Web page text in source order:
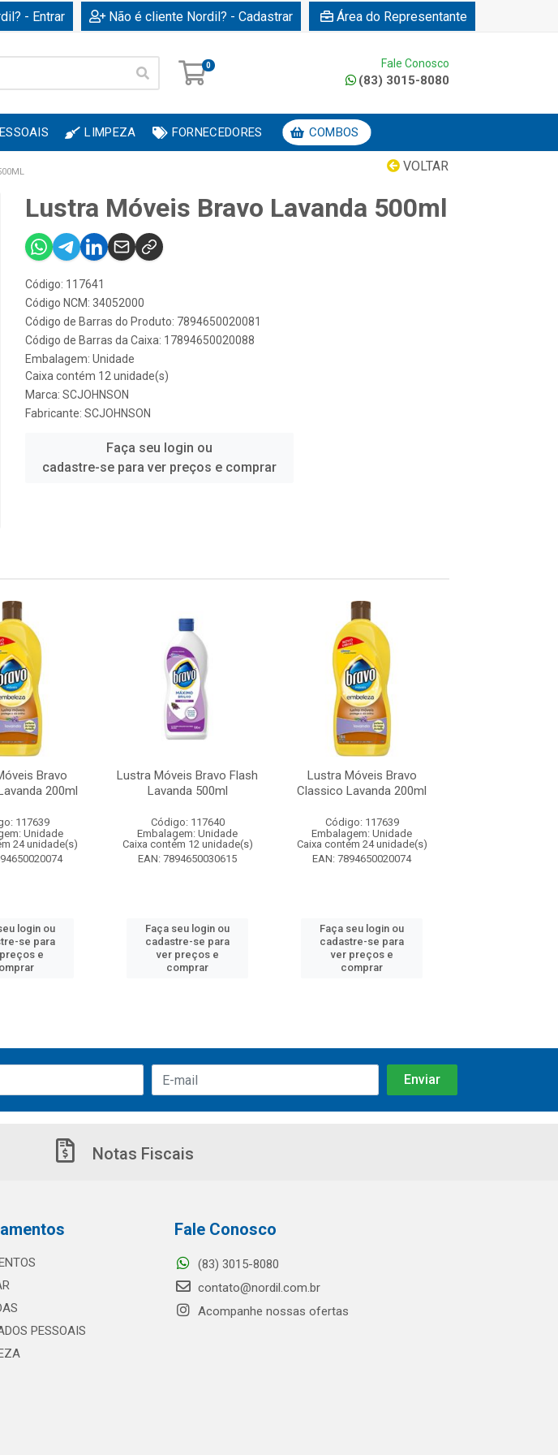
- Entrar Não é cliente Nordil? - Cadastrar Área do Representante
0 Fale Conosco
(83) 3015-8080
LIMPEZA FORNECEDORES COMBOS
VOLTAR
Lustra Móveis Bravo Lavanda 500ml
Código: 117641
Código NCM: 34052000
Código de Barras do Produto: 7894650020081
Código de Barras da Caixa: 17894650020088
Embalagem: Unidade
Caixa contém 12 unidade(s)
Marca: SCJOHNSON
Fabricante: SCJOHNSON
Faça seu login ou
cadastre-se para ver preços e comprar
Bravo
200ml
117639
Unidade
24 unidade(s)
login ou
se para
e
Lustra Móveis Bravo Flash
Lavanda 500ml
Código: 117640
Embalagem: Unidade
Caixa contém 12 unidade(s)
EAN: 7894650030615
Faça seu login ou
cadastre-se para
ver preços e
comprar
Lustra Móveis Bravo
Classico Lavanda 200ml
Código: 117639
Embalagem: Unidade
Caixa contém 24 unidade(s)
EAN: 7894650020074
Faça seu login ou
cadastre-se para
ver preços e
comprar
Notas Fiscais
PESSOAIS
Fale Conosco
(83) 3015-8080
contato@nordil.com.br
Acompanhe nossas ofertas